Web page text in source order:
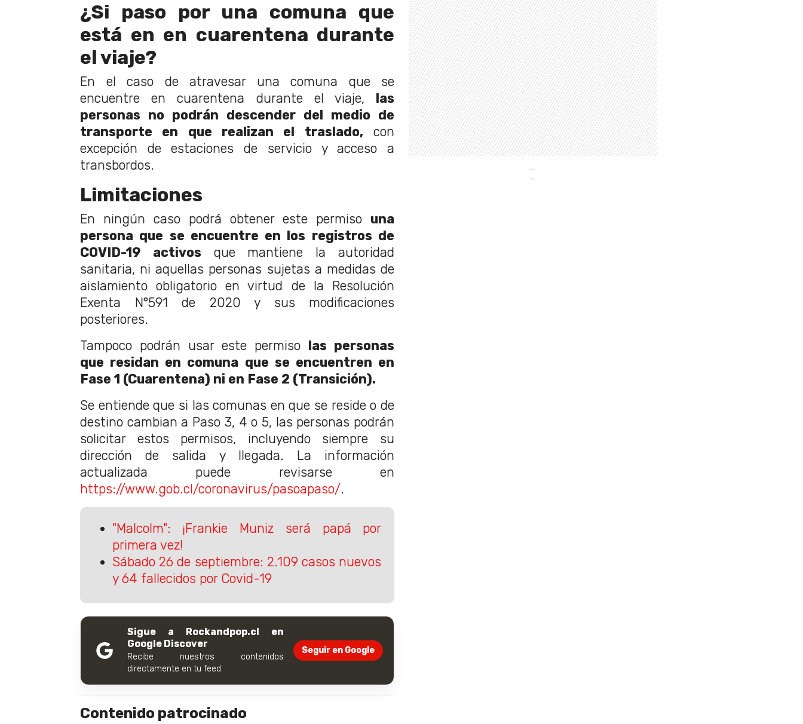
¿Si paso por una comuna que
está en en cuarentena durante
el viaje?
En el caso de atravesar una comuna que se
encuentre en cuarentena durante el viaje,
las
personas no podrán descender del medio de
transporte en que realizan el traslado,
con
excepción de estaciones de servicio y acceso a
transbordos.
Limitaciones
En ningún caso podrá obtener este permiso una
persona que se encuentre en los registros de
COVID-19 activos que mantiene la autoridad
sanitaria, ni aquellas personas sujetas a medidas de
aislamiento obligatorio en virtud de la Resolución
Exenta N°591 de 2020 y sus modificaciones
posteriores.
Tampoco podrán usar este permiso
las personas
que residan en comuna que se encuentren en
Fase 1 (Cuarentena) ni en Fase 2 (Transición).
Se entiende que si las comunas en que se reside o de
destino cambian a Paso 3, 4 o 5, las personas podrán
solicitar estos permisos, incluyendo siempre su
dirección de salida y llegada. La información
actualizada puede revisarse en
https://www.gob.cl/coronavirus/pasoapaso/.
"Malcolm": ¡Frankie Muniz será papá por
primera vez!
Sábado 26 de septiembre: 2.109 casos nuevos
y 64 fallecidos por Covid-19
Sigue a Rockandpop.cl en
Google Discover
Recibe nuestros contenidos
directamente en tu feed.
Seguir en Google
Contenido patrocinado